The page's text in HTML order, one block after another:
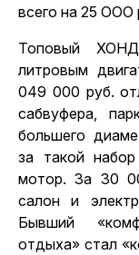
всего на 25 ООО
Топовый
литровым
049 000 руб.
сабвуфера,
большего
за такой
мотор. За 30
салон и
Бывший
отдыха» стал